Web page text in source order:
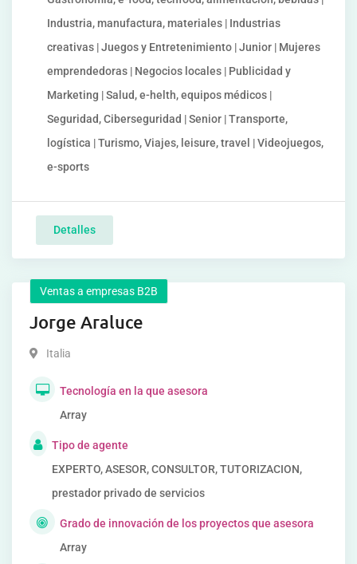
Industria, manufactura, materiales | Industrias
creativas | Juegos y Entretenimiento | Junior | Mujeres
emprendedoras | Negocios locales | Publicidad y
Marketing | Salud, e-helth, equipos médicos |
Seguridad, Ciberseguridad | Senior | Transporte,
logística | Turismo, Viajes, leisure, travel | Videojuegos,
e-sports
Detalles
Ventas a empresas B2B
Jorge Araluce
Italia
Tecnología en la que asesora
Array
Tipo de agente
EXPERTO, ASESOR, CONSULTOR, TUTORIZACION,
prestador privado de servicios
Grado de innovación de los proyectos que asesora
Array